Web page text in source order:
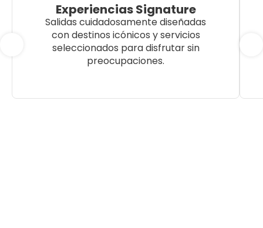
Experiencias Signature
Salidas cuidadosamente diseñadas
con destinos icónicos y servicios
seleccionados para disfrutar sin
preocupaciones.